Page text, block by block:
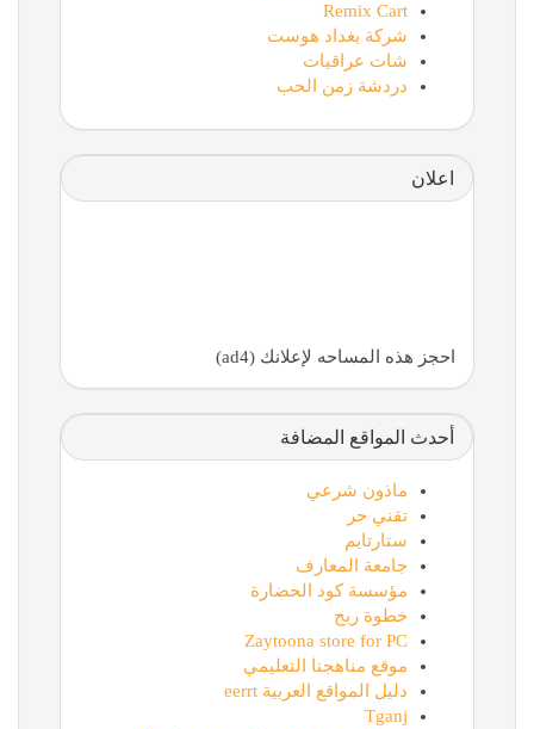
Remix Cart
شركة بغداد هوست
شات عراقيات
دردشة زمن الحب
اعلان
احجز هذه المساحه لإعلانك (ad4)
أحدث المواقع المضافة
ماذون شرعي
تقني حر
ستارتايم
جامعة المعارف
مؤسسة كود الحضارة
خطوة ربح
Zaytoona store for PC
موقع مناهجنا التعليمي
دليل المواقع العربية eerrt
Tganj